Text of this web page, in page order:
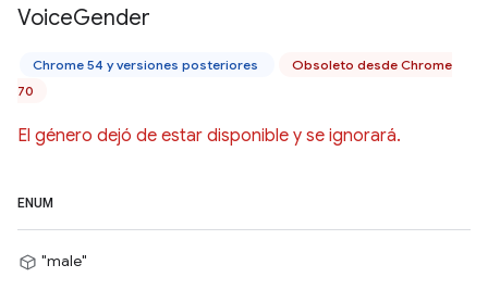
VoiceGender
Chrome 54 y versiones posteriores
Obsoleto desde Chrome
70
El género dejó de estar disponible y se ignorará.
ENUM
"male"